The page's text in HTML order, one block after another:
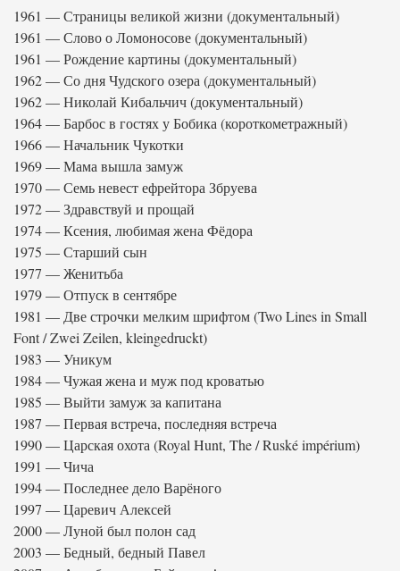
1961 — Страницы великой жизни (документальный)
1961 — Слово о Ломоносове (документальный)
1961 — Рождение картины (документальный)
1962 — Со дня Чудского озера (документальный)
1962 — Николай Кибальчич (документальный)
1964 — Барбос в гостях у Бобика (короткометражный)
1966 — Начальник Чукотки
1969 — Мама вышла замуж
1970 — Семь невест ефрейтора Збруева
1972 — Здравствуй и прощай
1974 — Ксения, любимая жена Фёдора
1975 — Старший сын
1977 — Женитьба
1979 — Отпуск в сентябре
1981 — Две строчки мелким шрифтом (Two Lines in Small
Font / Zwei Zeilen, kleingedruckt)
1983 — Уникум
1984 — Чужая жена и муж под кроватью
1985 — Выйти замуж за капитана
1987 — Первая встреча, последняя встреча
1990 — Царская охота (Royal Hunt, The / Ruské impérium)
1991 — Чича
1994 — Последнее дело Варёного
1997 — Царевич Алексей
2000 — Луной был полон сад
2003 — Бедный, бедный Павел